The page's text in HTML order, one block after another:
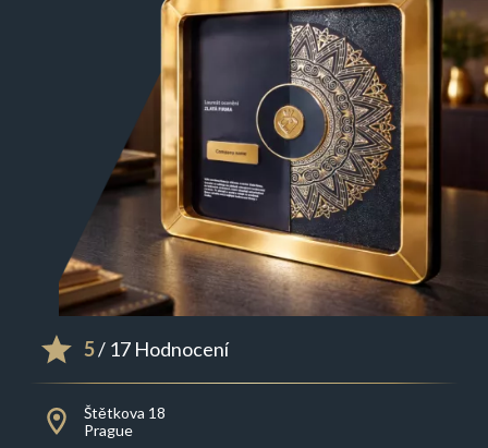
5/ 17 Hodnocení
Štětkova 18
Prague